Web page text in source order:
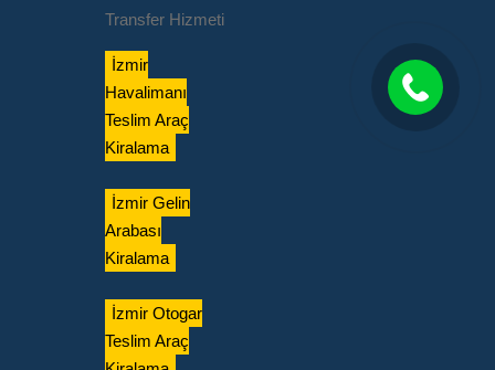
Transfer Hizmeti
İzmir
Havalimanı
Teslim Araç
Kiralama
İzmir Gelin
Arabası
Kiralama
İzmir Otogar
Teslim Araç